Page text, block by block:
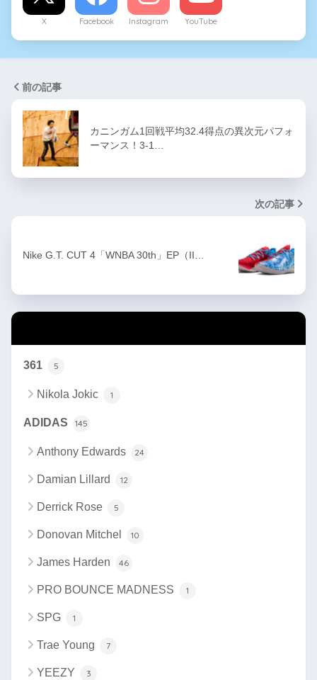
X Facebook Instagram YouTube
前の記事
カニンガム1回戦平均32.4得点の異次元パフォ
ーマンス！3-1…
次の記事
Nike G.T. CUT 4「WNBA 30th」EP（II…
361 5
Nikola Jokic 1
ADIDAS 145
Anthony Edwards 24
Damian Lillard 12
Derrick Rose 5
Donovan Mitchel 10
James Harden 46
PRO BOUNCE MADNESS 1
SPG 1
Trae Young 7
YEEZY 3